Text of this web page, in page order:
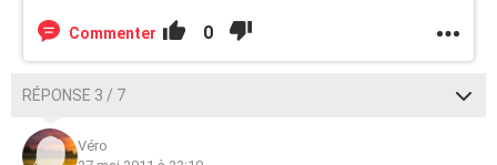
Commenter 0
RÉPONSE 3 / 7
Véro